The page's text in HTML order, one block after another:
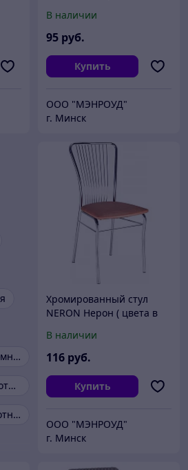
В наличии
95 руб.
Купить
ООО "МЭНРОУД"
г. Минск
Мебель для жилых комнат
Стул мягкий с подлокотниками
Стул кресло с подлокотниками
Хромированный стул
NERON Нерон ( цвета в
В наличии
116 руб.
Купить
ООО "МЭНРОУД"
г. Минск